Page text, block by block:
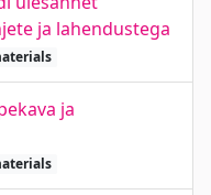
ja lahendustega
ja